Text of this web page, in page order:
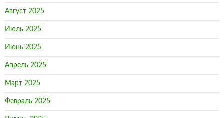
Август 2025
Июль 2025
Июнь 2025
Апрель 2025
Март 2025
Февраль 2025